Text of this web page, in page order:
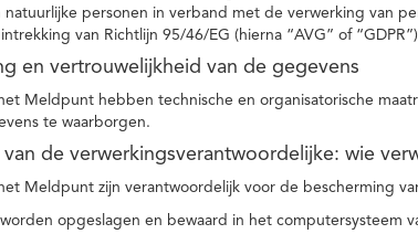
natuurlijke personen in verband met de verwerking van
van Richtlijn 95/46/EG (hierna “AVG” of
en vertrouwelijkheid van de gegevens
Meldpunt hebben technische en organisatorische
te waarborgen.
de verwerkingsverantwoordelijke: wie
Meldpunt zijn verantwoordelijk voor de bescherming
opgeslagen en bewaard in het